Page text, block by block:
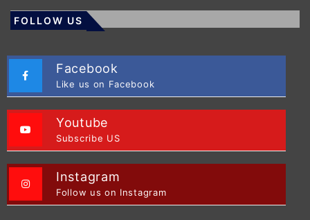
FOLLOW US
Facebook
Like us on Facebook
Youtube
Subscribe US
Instagram
Follow us on Instagram